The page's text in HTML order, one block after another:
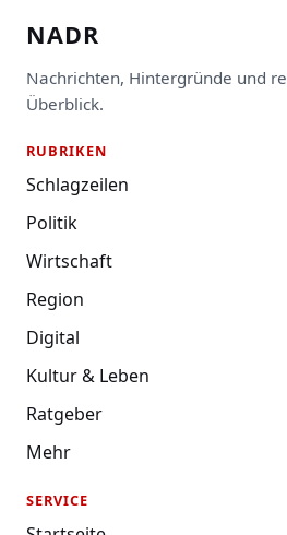
NADR
Nachrichten, Hintergründe und
Überblick.
RUBRIKEN
Schlagzeilen
Politik
Wirtschaft
Region
Digital
Kultur & Leben
Ratgeber
Mehr
SERVICE